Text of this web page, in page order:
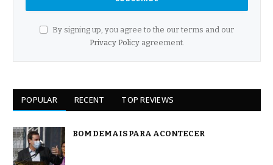
By signing up, you agree to the our terms and our
Privacy Policyagreement.
POPULAR RECENT TOP REVIEWS
BOM DEMAIS PARA ACONTECER